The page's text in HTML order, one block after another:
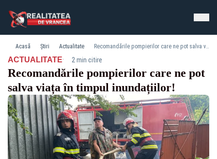
Acasă Știri Actualitate Recomandările pompierilor care ne pot salva viața în timpul inundațiilor!
ACTUALITATE· 2 min citire
Recomandările pompierilor care ne pot
salva viața în timpul inundațiilor!